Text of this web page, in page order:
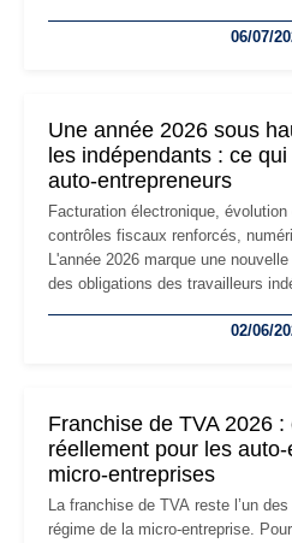
professionnels, recrutement,06/07/
Une année 2026 sous
les indépendants : ce
auto-entrepreneurs
Facturation électronique,
contrôles fiscaux renforcés,
L'année 2026 marque une
des obligations des travailleurs
les auto-entrepreneurs devront
02/06/
Franchise de TVA 2026
réellement pour les
micro-entreprises
La franchise de TVA reste l’un
régime de la micro-entreprise.